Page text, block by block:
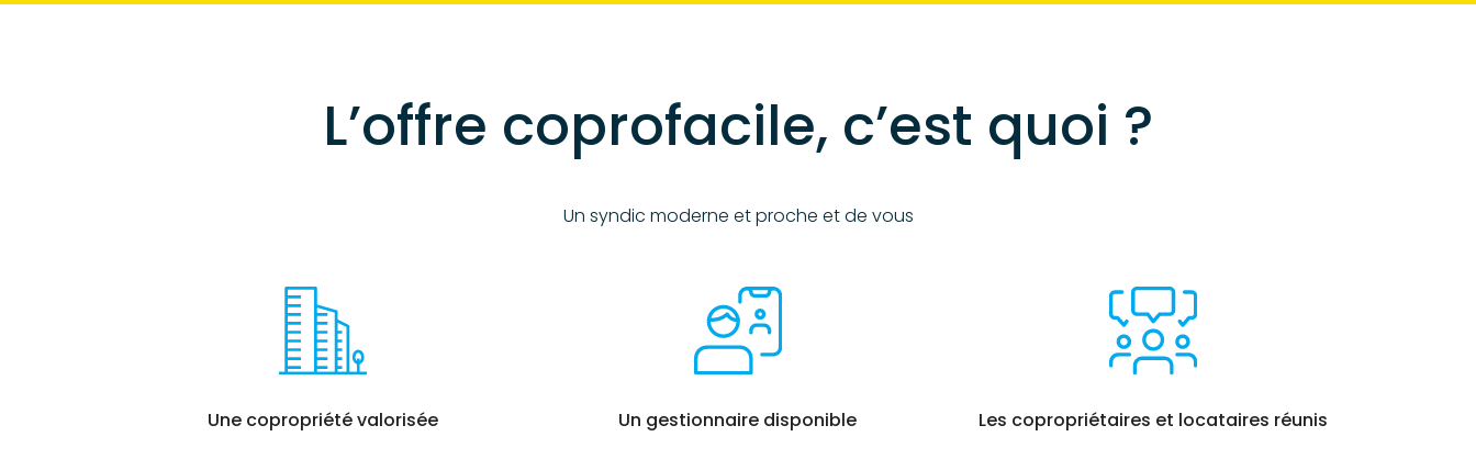
L’offre coprofacile, c’est quoi ?
Un syndic moderne et proche et de vous
Une copropriété valorisée Un gestionnaire disponible Les copropriétaires et locataires réunis